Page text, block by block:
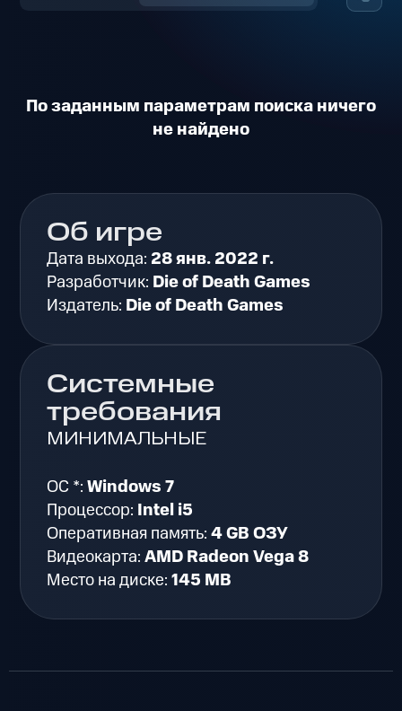
По заданным параметрам поиска ничего
не найдено
Об игре
Дата выхода: 28 янв. 2022 г.
Разработчик: Die of Death Games
Издатель: Die of Death Games
Системные
требования
МИНИМАЛЬНЫЕ
ОС *:Windows 7
Процессор: Intel i5
Оперативная память:4 GB ОЗУ
Видеокарта:AMD Radeon Vega 8
Место на диске:145 MB